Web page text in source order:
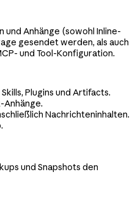
und Anhänge (sowohl Inline-
gesendet werden, als auch
und Tool-Konfiguration.
Plugins und Artifacts.
Anhänge.
Nachrichteninhalten.
und Snapshots den